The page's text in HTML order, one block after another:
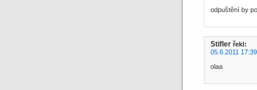
odpuštění by
Stifler řekl:
05.6.2011
olaa